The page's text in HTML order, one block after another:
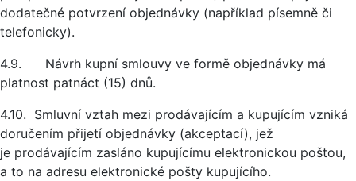
dodatečné potvrzení objednávky (například písemně či
telefonicky).
4.9. Návrh kupní smlouvy ve formě objednávky má
platnost patnáct (15) dnů.
4.10. Smluvní vztah mezi prodávajícím a kupujícím vzniká
doručením přijetí objednávky (akceptací), jež
je prodávajícím zasláno kupujícímu elektronickou poštou,
a to na adresu elektronické pošty kupujícího.